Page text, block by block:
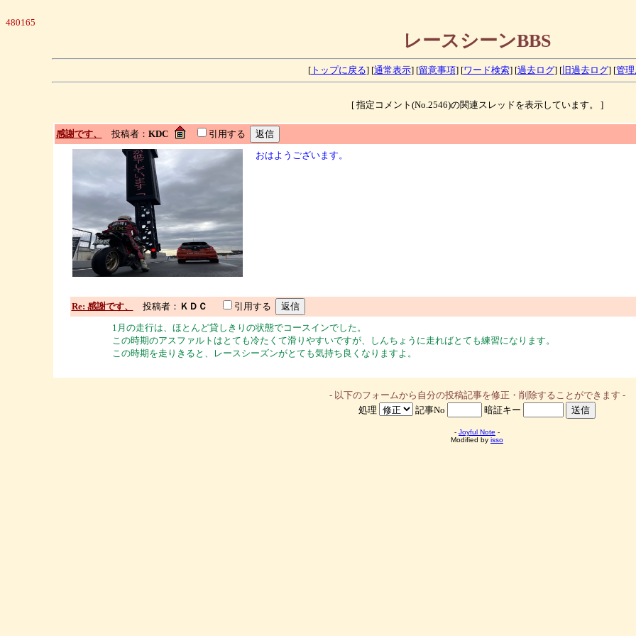
480165
レースシーンBBS
[トップに戻る] [通常表示] [留意事項] [ワード検索] [過去ログ] [旧過去ログ] [管理
[ 指定コメント(No.2546)の関連スレッドを表示しています。 ]
感謝です、 投稿者： KDC
引用する
おはようございます。
Re: 感謝です、
投稿者： ＫＤＣ
引用する
1月の走行は、ほとんど貸しきりの状態でコースインでした。
この時期のアスファルトはとても冷たくて滑りやすいですが、しんちょうに走ればとても練習になります。
この時期を走りきると、レースシーズンがとても気持ち良くなりますよ。
- 以下のフォームから自分の投稿記事を修正・削除することができます -
処理
記事No 暗証キー
- Joyful Note -
Modified by isso